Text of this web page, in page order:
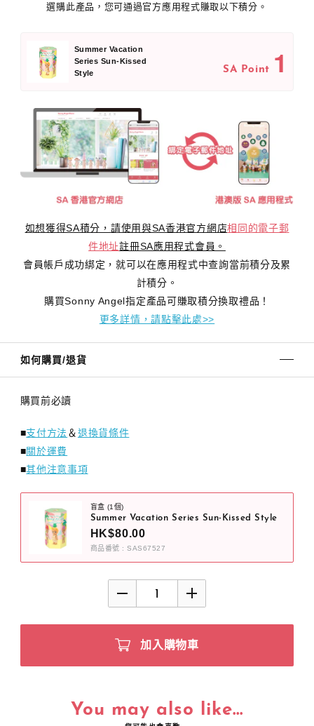
選購此產品，您可通過官方應用程式賺取以下積分。
Summer Vacation
Series Sun-Kissed
Style
SA Point 1
如想獲得SA積分，請使用與SA香港官方網店相同的電子郵
件地址註冊SA應用程式會員。
會員帳戶成功綁定，就可以在應用程式中查詢當前積分及累
計積分。
購買Sonny Angel指定產品可賺取積分換取禮品！
更多詳情，請點擊此處>>
如何購買/退貨
購買前必讀
■支付方法＆退換貨條件
■關於運費
■其他注意事項
盲盒 (1個)
Summer Vacation Series Sun-Kissed Style
HK$80.00
商品番號 : SAS67527
加入購物車
You may also like...